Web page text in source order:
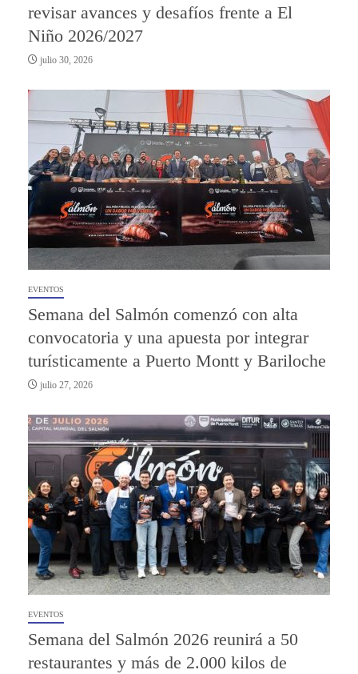
revisar avances y desafíos frente a El
Niño 2026/2027
julio 30, 2026
EVENTOS
Semana del Salmón comenzó con alta
convocatoria y una apuesta por integrar
turísticamente a Puerto Montt y Bariloche
julio 27, 2026
EVENTOS
Semana del Salmón 2026 reunirá a 50
restaurantes y más de 2.000 kilos de